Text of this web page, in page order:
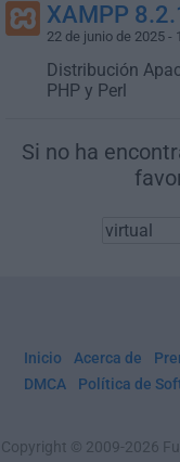
XAMPP
22 de junio de 2025 -
Distribución
PHP y Perl
Si no ha
Inicio Acerca de
DMCA
Política de
Copyright © 2009-2026